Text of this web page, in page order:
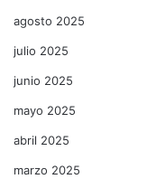
agosto 2025
julio 2025
junio 2025
mayo 2025
abril 2025
marzo 2025